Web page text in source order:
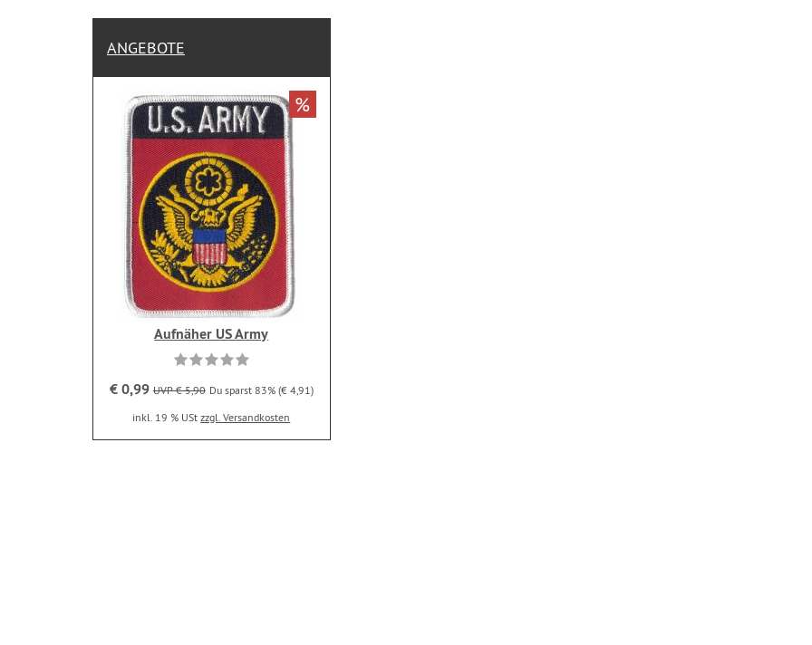
ANGEBOTE
Aufnäher US Army
€ 0,99 UVP € 5,90 Du sparst 83% (€ 4,91)
inkl. 19 % UStzzgl. Versandkosten
%